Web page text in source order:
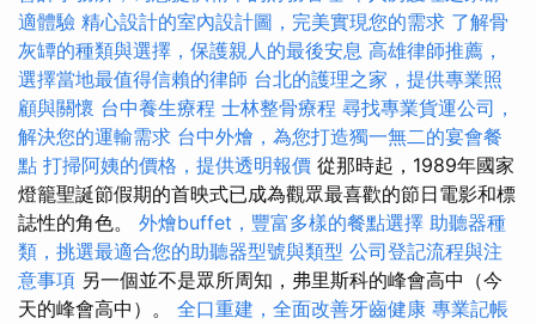
適體驗 精心設計的室內設計圖，完美實現您的需求 了解骨
灰罈的種類與選擇，保護親人的最後安息 高雄律師推薦，
選擇當地最值得信賴的律師 台北的護理之家，提供專業照
顧與關懷 台中養生療程 士林整骨療程 尋找專業貨運公司，
解決您的運輸需求 台中外燴，為您打造獨一無二的宴會餐
點 打掃阿姨的價格，提供透明報價 從那時起，1989年國家
燈籠聖誕節假期的首映式已成為觀眾最喜歡的節日電影和標
誌性的角色。 外燴buffet，豐富多樣的餐點選擇 助聽器種
類，挑選最適合您的助聽器型號與類型 公司登記流程與注
意事項 另一個並不是眾所周知，弗里斯科的峰會高中（今
天的峰會高中）。 全口重建，全面改善牙齒健康 專業記帳